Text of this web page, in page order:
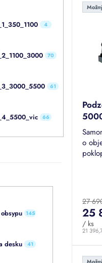
4
70
61
66
145
desku 41
o
je
4,9
z
5
27
21
25
/ ks